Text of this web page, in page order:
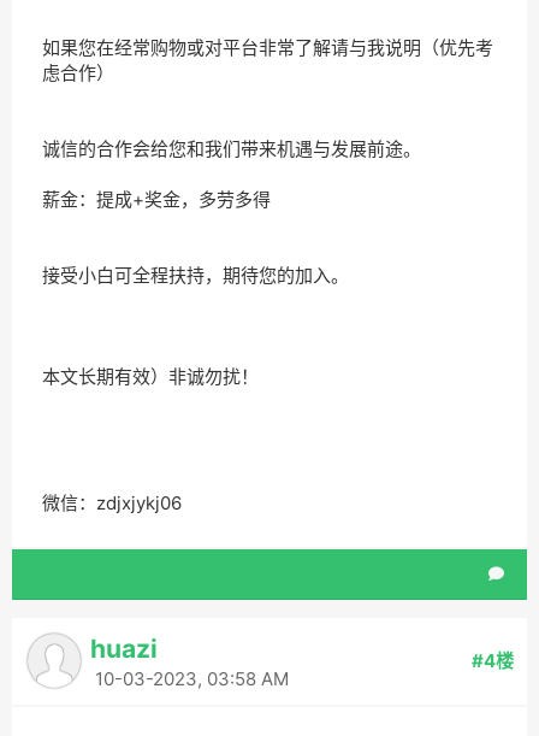
如果您在经常购物或对平台非常了解请与我说明（优先考
虑合作）
诚信的合作会给您和我们带来机遇与发展前途。
薪金：提成+奖金，多劳多得
接受小白可全程扶持，期待您的加入。
本文长期有效）非诚勿扰！
微信：zdjxjykj06
huazi
10-03-2023, 03:58 AM
#4楼